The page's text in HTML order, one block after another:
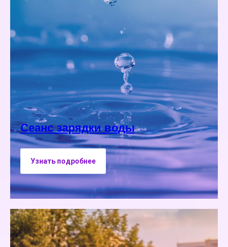
Сеанс зарядки воды
Узнать подробнее